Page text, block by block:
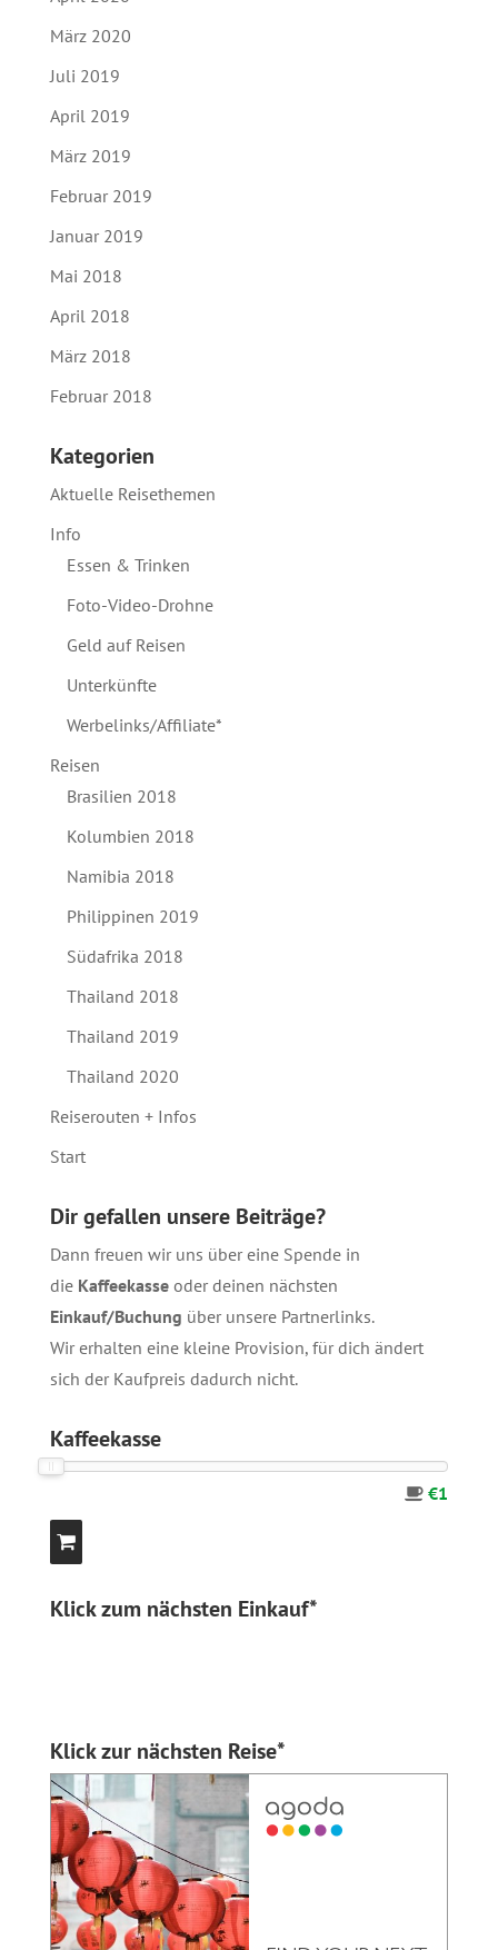
März 2020
Juli 2019
April 2019
März 2019
Februar 2019
Januar 2019
Mai 2018
April 2018
März 2018
Februar 2018
Kategorien
Aktuelle Reisethemen
Info
Essen & Trinken
Foto-Video-Drohne
Geld auf Reisen
Unterkünfte
Werbelinks/Affiliate*
Reisen
Brasilien 2018
Kolumbien 2018
Namibia 2018
Philippinen 2019
Südafrika 2018
Thailand 2018
Thailand 2019
Thailand 2020
Reiserouten + Infos
Start
Dir gefallen unsere Beiträge?
Dann freuen wir uns über eine Spende in
die Kaffeekasseoder deinen nächsten
Einkauf/Buchung über unsere Partnerlinks.
Wir erhalten eine kleine Provision, für dich ändert
sich der Kaufpreis dadurch nicht.
Kaffeekasse
€1
Klick zum nächsten Einkauf*
Klick zur nächsten Reise*